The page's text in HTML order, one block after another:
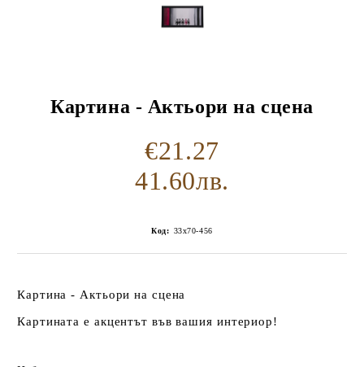
Картина - Актьори на сцена
€21.27
41.60лв.
Код: 33x70-456
Картина - Актьори на сцена
Картината е акцентът във вашия интериор!